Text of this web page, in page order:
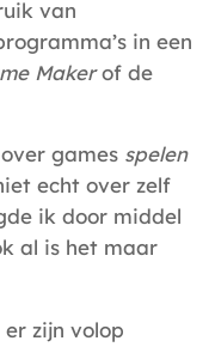
van
in een
Makerof de
games spelen
echt over zelf
ik door middel
al is het maar
zijn volop